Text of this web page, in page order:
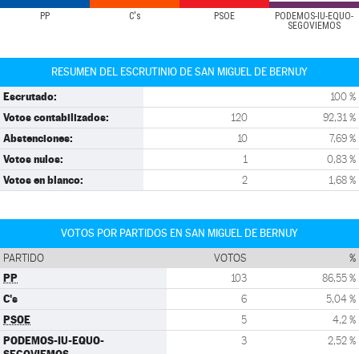
PP C's PSOE
PODEMOS-IU-EQUO-
SEGOVIEMOS
RESUMEN DEL ESCRUTINIO DE SAN MIGUEL DE BERNUY
Escrutado: 100 %
Votos contabilizados: 120 92,31 %
Abstenciones: 10 7,69 %
Votos nulos: 1 0,83 %
Votos en blanco: 2 1,68 %
VOTOS POR PARTIDOS EN SAN MIGUEL DE BERNUY
PARTIDO VOTOS %
PP 103 86,55 %
C's 6 5,04 %
PSOE 5 4,2 %
PODEMOS-IU-EQUO-
3 2,52 %